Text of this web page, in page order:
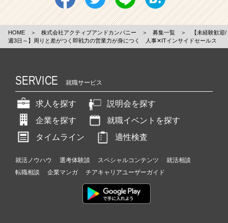
HOME ＞ 株式会社アクティブアンドカンパニー ＞ 募集一覧 ＞
【未経験歓迎/
週3日～】周りと差がつく即戦力の営業力が身につく 人事✕ITインサイドセールス
SERVICE 就職サービス
求人を探す
説明会を探す
企業を探す
就職イベントを探す
タイムライン
適性検査
就活ノウハウ 選考体験談 スペシャルコンテンツ
就活相談
転職相談
企業マンガ チアキャリアユーザーガイド